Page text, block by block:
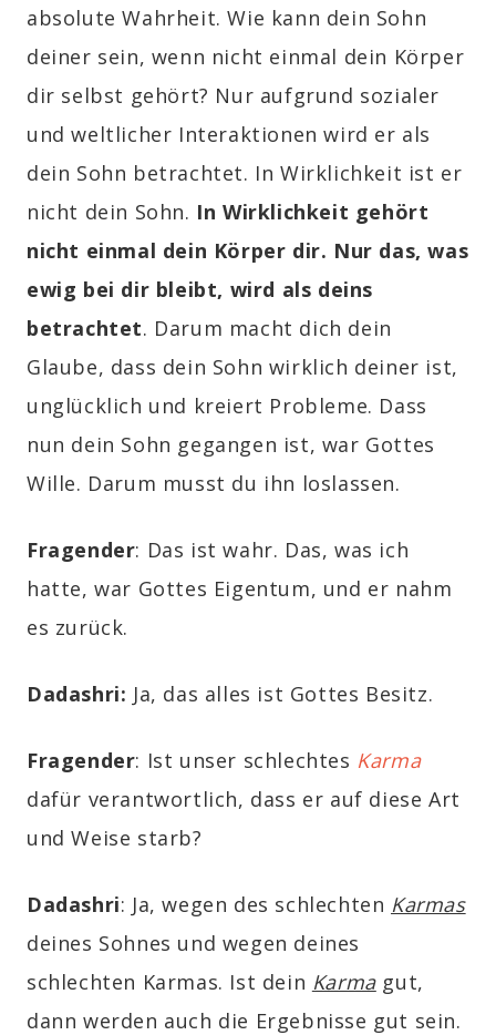
absolute Wahrheit. Wie kann dein Sohn
deiner sein, wenn nicht einmal dein Körper
dir selbst gehört? Nur aufgrund sozialer
und weltlicher Interaktionen wird er als
dein Sohn betrachtet. In Wirklichkeit ist er
nicht dein Sohn. In Wirklichkeit gehört
nicht einmal dein Körper dir. Nur das, was
ewig bei dir bleibt, wird als deins
betrachtet. Darum macht dich dein
Glaube, dass dein Sohn wirklich deiner ist,
unglücklich und kreiert Probleme. Dass
nun dein Sohn gegangen ist, war Gottes
Wille. Darum musst du ihn loslassen.
Fragender: Das ist wahr. Das, was ich
hatte, war Gottes Eigentum, und er nahm
es zurück.
Dadashri: Ja, das alles ist Gottes Besitz.
Fragender: Ist unser schlechtes Karma
dafür verantwortlich, dass er auf diese Art
und Weise starb?
Dadashri: Ja, wegen des schlechten Karmas
deines Sohnes und wegen deines
schlechten Karmas. Ist dein Karmagut,
dann werden auch die Ergebnisse gut sein.